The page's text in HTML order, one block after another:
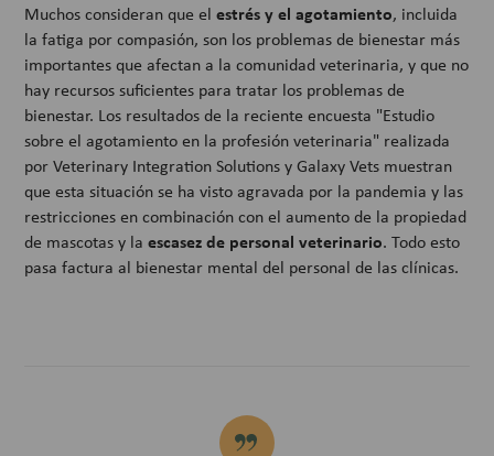
Muchos consideran que elestrés y el agotamiento, incluida
la fatiga por compasión, son los problemas de bienestar más
importantes que afectan a la comunidad veterinaria, y que no
hay recursos suficientes para tratar los problemas de
bienestar. Los resultados de la reciente encuesta "Estudio
sobre el agotamiento en la profesión veterinaria" realizada
por Veterinary Integration Solutions y Galaxy Vets muestran
que esta situación se ha visto agravada por la pandemia y las
restricciones en combinación con el aumento de la propiedad
de mascotas y laescasez de personal veterinario. Todo esto
pasa factura al bienestar mental del personal de las clínicas.